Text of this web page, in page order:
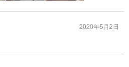
2020年5月2日